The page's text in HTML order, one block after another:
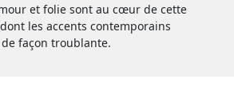
et folie sont au cœur de cette
dont les accents contemporains
façon troublante.